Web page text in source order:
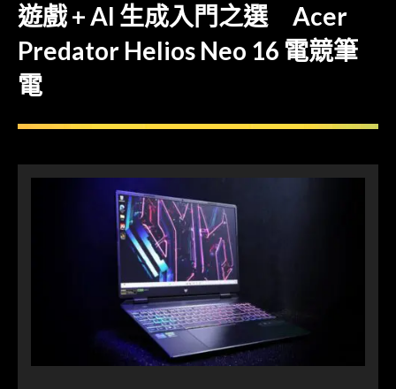
遊戲 + AI 生成入門之選 Acer
Predator Helios Neo 16 電競筆
電